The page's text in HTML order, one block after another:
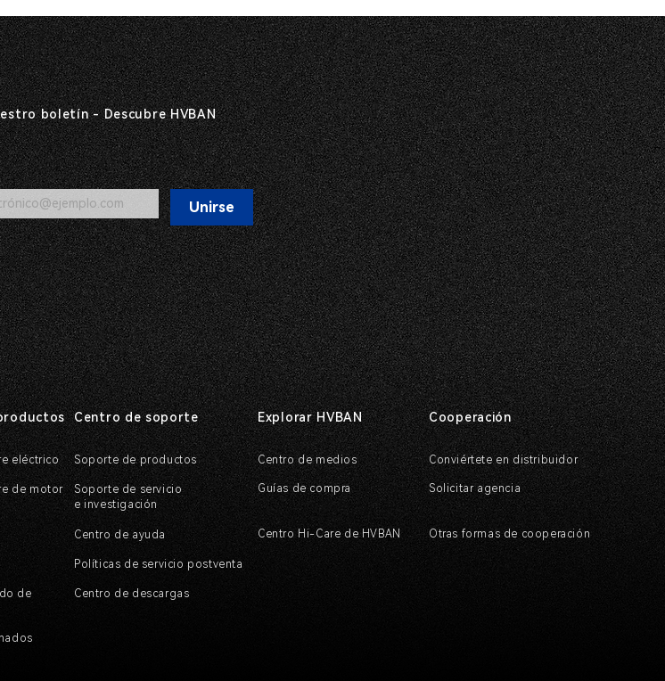
boletín - Descubre HVBAN
Unirse
Centro de soporte Cooperación
Explorar HVBAN
Soporte de productos
eléctrico Conviértete en distribuidor
Centro de medios
de motor
Soporte de servicio
e investigación
Solicitar agencia
Guías de compra
Centro de ayuda Centro Hi-Care de HVBAN Otras formas de cooperación
Políticas de servicio postventa
de Centro de descargas